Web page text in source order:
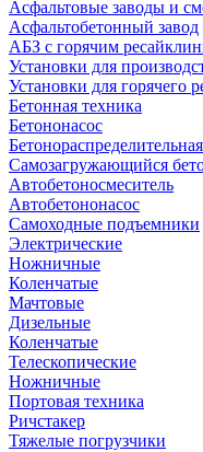
Асфальтовые заводы и
Асфальтобетонный завод
АБЗ с горячим
Установки для
Установки для горячего
Бетонная техника
Бетононасос
Самозагружающийся
Автобетоносмеситель
Автобетононасос
Самоходные подъемники
Электрические
Ножничные
Коленчатые
Мачтовые
Дизельные
Коленчатые
Телескопические
Ножничные
Портовая техника
Ричстакер
Тяжелые погрузчики